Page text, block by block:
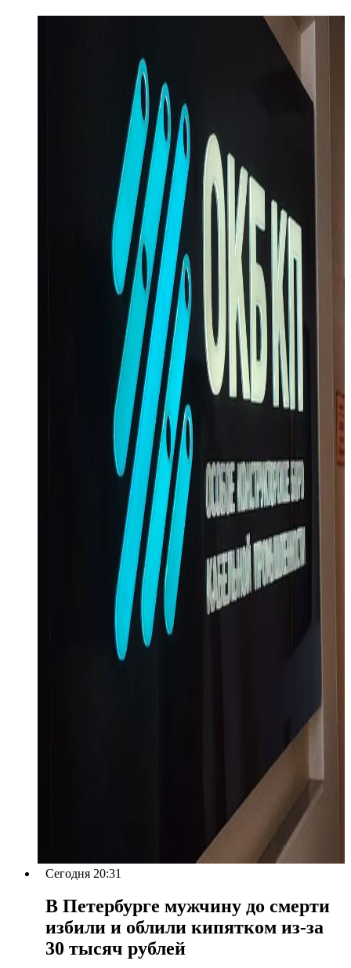
Сегодня 20:31
В Петербурге мужчину до смерти
избили и облили кипятком из-за
30 тысяч рублей